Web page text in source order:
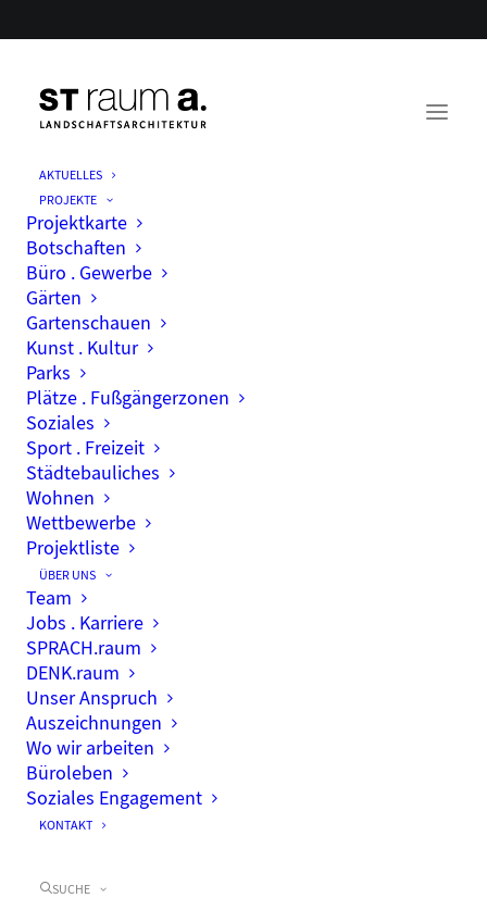
AKTUELLES
PROJEKTE
Projektkarte
Botschaften
Büro . Gewerbe
Gärten
Gartenschauen
Kunst . Kultur
Parks
Plätze . Fußgängerzonen
Soziales
Sport . Freizeit
Städtebauliches
Wohnen
Wettbewerbe
Projektliste
ÜBER UNS
Team
Jobs . Karriere
SPRACH.raum
DENK.raum
Unser Anspruch
Auszeichnungen
Wo wir arbeiten
Büroleben
Soziales Engagement
KONTAKT
SUCHE
Month: März 2022